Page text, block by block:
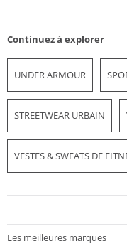
Continuez à explorer
UNDER ARMOUR
STREETWEAR URBAIN
VESTES & SWEATS DE
Les meilleures marques